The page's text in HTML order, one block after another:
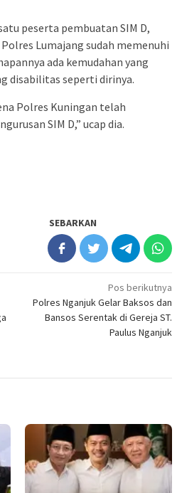
peserta pembuatan SIM D,
Lumajang sudah memenuhi
ada kemudahan yang
disabilitas seperti dirinya.
Polres Kuningan telah
SIM D,” ucap dia.
SEBARKAN
Pos berikutnya
Polres Nganjuk Gelar Baksos dan
Bansos Serentak di Gereja ST.
Paulus Nganjuk